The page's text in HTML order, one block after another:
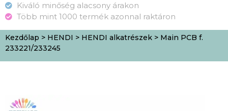
Kiváló minőség alacsony árakon
Több mint 1000 termék azonnal raktáron
Kezdőlap > HENDI > HENDI alkatrészek > Main PCB f.
233221/233245